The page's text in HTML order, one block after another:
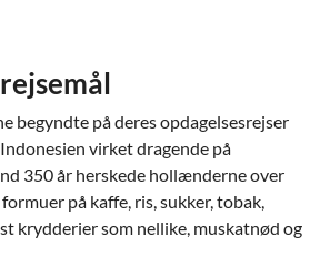
begyndte på deres opdagelsesrejser
virket dragende på
350 år herskede hollænderne over
på kaffe, ris, sukker, tobak,
krydderier som nellike, muskatnød og